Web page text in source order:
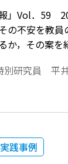
Vol．59
の不安を教
，その案を
別研究員 平
実践事例